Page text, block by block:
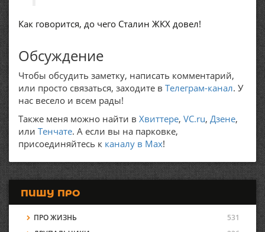
Как говорится, до чего Сталин ЖКХ довел!
Обсуждение
Чтобы обсудить заметку, написать комментарий,
или просто связаться, заходите в Телеграм-канал. У
нас весело и всем рады!
Также меня можно найти в Хвиттере, VC.ru, Дзене,
или Тенчате. А если вы на парковке,
присоединяйтесь к каналу в Max!
ПИШУ ПРО
ПРО ЖИЗНЬ
531